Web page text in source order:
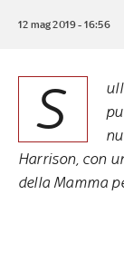
12 mag 2019 - 16:56
S
Harrison, con
della Mamma